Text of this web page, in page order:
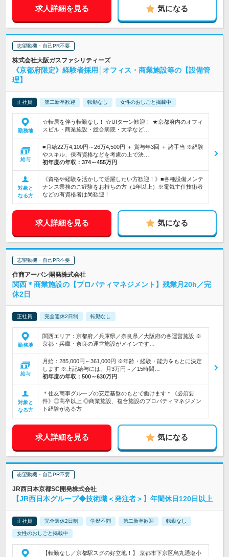
求人詳細を見る 気になる
志望動機・自己PR不要
株式会社大阪ガスファシリティーズ
《京都府限定》経験者採用│オフィス・商業施設等の【設備管
理】
正社員 第二新卒歓迎 転勤なし 女性のおしごと掲載中
勤務地
☆転居を伴う転勤なし！ ☆UIターン歓迎！ ★京都府内のオフィ
スビル・商業施設・総合病院・大学など…
給与
■月給22万4,100円～26万4,500円 ＋ 賞与年3回 ＋ 諸手当 ※経験
やスキル、保有資格などを考慮の上で決…
初年度の年収： 374～455万円
対象と
なる方
《資格や経験を活かして活躍したい方歓迎！》■各種設備メンテ
ナンス業務のご経験をお持ちの方（1年以上）※電気主任技術者
などの有資格者は尚歓迎！
求人詳細を見る 気になる
志望動機・自己PR不要
住商アーバン開発株式会社
関西＊商業施設の【プロパティマネジメント】残業月20h／完
休2日
正社員 完全週休2日制 転勤なし
勤務地
関西エリア：京都府／兵庫県／奈良県／大阪府の各運営施設 ※
京都・兵庫・奈良の運営施設がメインです…
給与
月給：285,000円～361,000円 ※年齢・経験・能力をもとに決定
します ※上記給与には、月3万円～／15時間…
初年度の年収： 500～630万円
対象と
なる方
＊住友商事グループの安定基盤のもとで働けます＊《必須要
件》◎高卒以上 ◎商業施設、複合施設のプロパティマネジメン
ト経験がある方
求人詳細を見る 気になる
志望動機・自己PR不要
JR西日本京都SC開発株式会社
【JR西日本グループ◆技術職＜発注者＞】年間休日120日以上
正社員 完全週休2日制 学歴不問 第二新卒歓迎 転勤なし
女性のおしごと掲載中
【転勤なし／京都駅スグの好立地！】 京都市下京区烏丸通塩小